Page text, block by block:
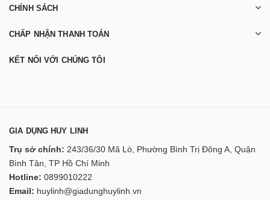
CHÍNH SÁCH
CHẤP NHẬN THANH TOÁN
KẾT NỐI VỚI CHÚNG TÔI
GIA DỤNG HUY LINH
Trụ sở chính: 243/36/30 Mã Lò, Phường Bình Trị Đông A, Quận
Bình Tân, TP Hồ Chí Minh
Hotline: 0899010222
Email: huylinh@giadunghuylinh.vn